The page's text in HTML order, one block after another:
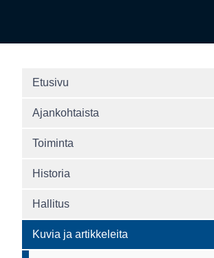
Etusivu
Ajankohtaista
Toiminta
Historia
Hallitus
Kuvia ja artikkeleita